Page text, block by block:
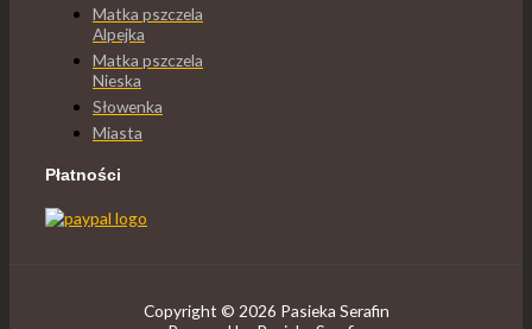
Matka pszczela
Alpejka
Matka pszczela
Nieska
Słowenka
Miasta
Płatności
Copyright © 2026 Pasieka Serafin